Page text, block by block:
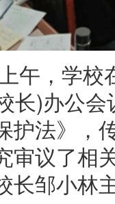
午，学
长)办公
护法》，
审议了相
长邹小林